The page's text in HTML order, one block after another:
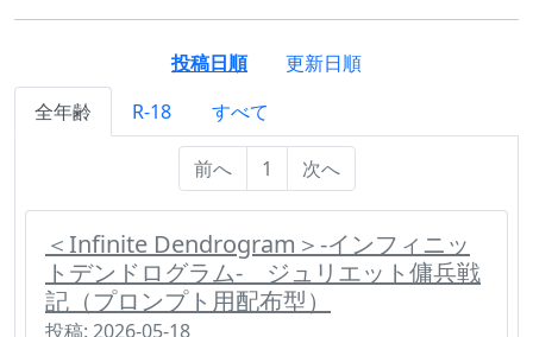
投稿日順
更新日順
全年齢
R-18 すべて
前へ 1 次へ
＜Infinite Dendrogram＞-インフィニッ
トデンドログラム- ジュリエット傭兵戦
記（プロンプト用配布型）
投稿: 2026-05-18